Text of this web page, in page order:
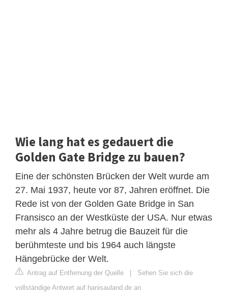
Wie lang hat es gedauert die
Golden Gate Bridge zu bauen?
Eine der schönsten Brücken der Welt wurde am
27. Mai 1937, heute vor 87, Jahren eröffnet. Die
Rede ist von der Golden Gate Bridge in San
Fransisco an der Westküste der USA. Nur etwas
mehr als 4 Jahre betrug die Bauzeit für die
berühmteste und bis 1964 auch längste
Hängebrücke der Welt.
Antrag auf Entfernung der Quelle | Sehen Sie sich die
vollständige Antwort auf hanisauland.de an